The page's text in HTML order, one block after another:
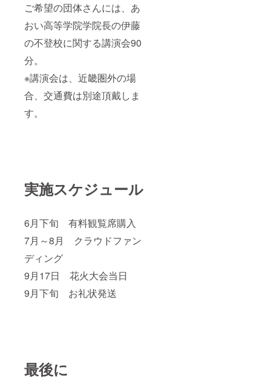
ご希望の団体さんには、あ
おい高等学院学院長の伊藤
の不登校に関する講演会90
分。
※講演会は、近畿圏外の場
合、交通費は別途頂戴しま
す。
実施スケジュール
6月下旬 有料観覧席購入
7月～8月 クラウドファン
ディング
9月17日 花火大会当日
9月下旬 お礼状発送
最後に